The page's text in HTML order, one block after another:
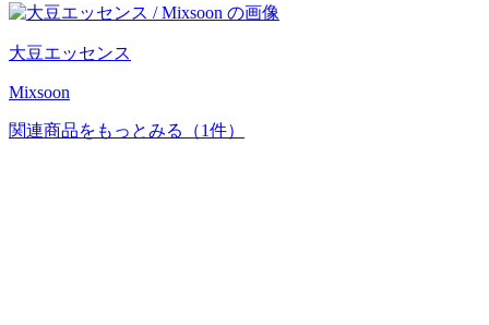
大豆エッセンス
Mixsoon
関連商品をもっとみる （1件）